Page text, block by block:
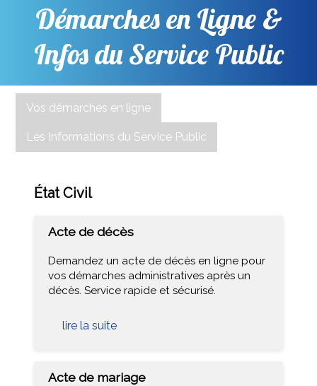
Démarches en Ligne &
Infos du Service Public
Vos démarches en ligne
Les Informations du Service Public
État Civil
Acte de décès
Demandez un acte de décès en ligne pour
vos démarches administratives après un
décès. Service rapide et sécurisé.
lire la suite
Acte de mariage